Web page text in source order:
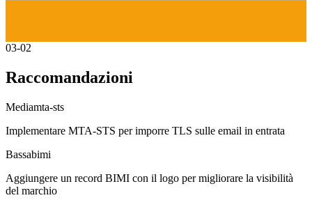
03-02
Raccomandazioni
Mediamta-sts
Implementare MTA-STS per imporre TLS sulle email in entrata
Bassabimi
Aggiungere un record BIMI con il logo per migliorare la visibilità
del marchio